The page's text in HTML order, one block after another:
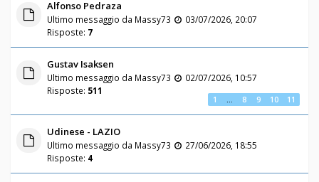
Alfonso Pedraza
Ultimo messaggio da Massy73
03/07/2026, 20:07
Risposte: 7
Gustav Isaksen
Ultimo messaggio da Massy73
02/07/2026, 10:57
Risposte: 511
1 8 9 10 11
Udinese - LAZIO
Ultimo messaggio da Massy73
27/06/2026, 18:55
Risposte: 4